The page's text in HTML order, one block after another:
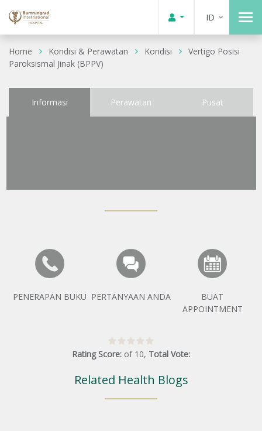
ID
Home Kondisi & Perawatan Kondisi
Vertigo Posisi
Paroksismal Jinak (BPPV)
Informasi Perawatan Pusat
PENERAPAN BUKU PERTANYAAN ANDA
BUAT
APPOINTMENT
Rating Score: of 10, Total Vote:
Related Health Blogs